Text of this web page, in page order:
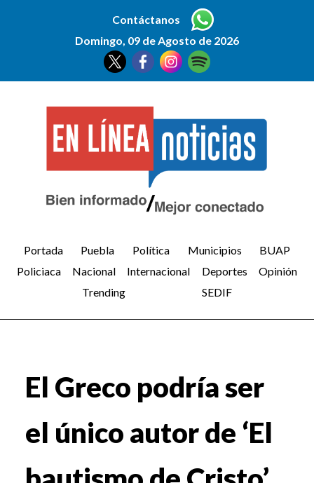
Contáctanos
Domingo, 09 de Agosto de 2026
Portada Puebla Política Municipios
BUAP
Policiaca
Nacional Internacional Deportes
Opinión
Trending
SEDIF
El Greco podría ser
el único autor de ‘El